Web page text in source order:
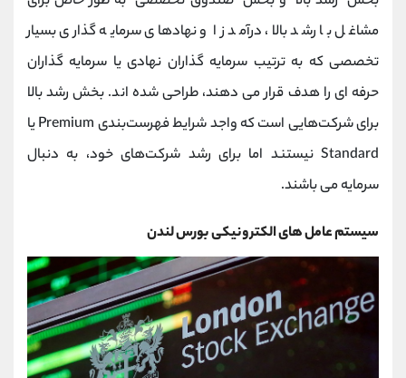
مشاغل با رشد بالا، درآمد زا و نهادهای سرمایه گذاری بسیار
تخصصی که به ترتیب سرمایه گذاران نهادی یا سرمایه گذاران
حرفه ای را هدف قرار می دهند، طراحی شده اند. بخش رشد بالا
برای شرکت‌هایی است که واجد شرایط فهرست‌بندی Premium یا
Standard نیستند اما برای رشد شرکت‌های خود، به دنبال
سرمایه می باشند.
سیستم عامل های الکترونیکی بورس لندن